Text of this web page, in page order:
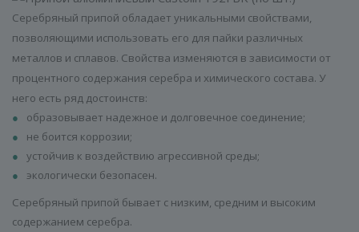
Серебряный припой обладает уникальными свойствами,
позволяющими использовать его для пайки различных
металлов и сплавов. Свойства изменяются в зависимости от
процентного содержания серебра и химического состава. У
него есть ряд достоинств:
образовывает надежное и долговечное соединение;
не боится коррозии;
устойчив к воздействию агрессивной среды;
экологически безопасен.
Серебряный припой бывает с низким, средним и высоким
содержанием серебра.